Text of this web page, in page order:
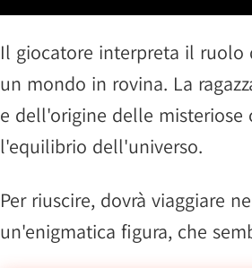
Il giocatore interpreta il ruolo
un mondo in rovina. La
e dell'origine delle misteriose
l'equilibrio dell'universo.
Per riuscire, dovrà viaggiare
un'enigmatica figura, che